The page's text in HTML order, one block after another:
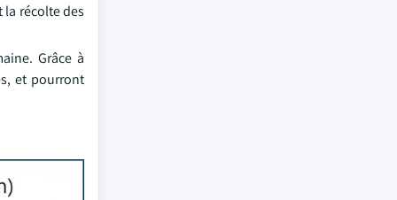
récolte des
Grâce à
et pourront